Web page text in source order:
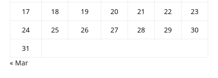
17
18 19 20 21 22
23
24
25 26 27 28 29
30
31
« Mar